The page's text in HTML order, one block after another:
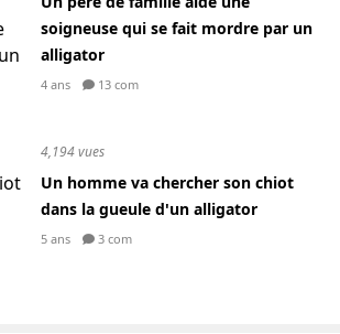
soigneuse qui se fait mordre par un
alligator
4 ans 13 com
4,194 vues
Un homme va chercher son chiot
dans la gueule d'un alligator
5 ans 3 com